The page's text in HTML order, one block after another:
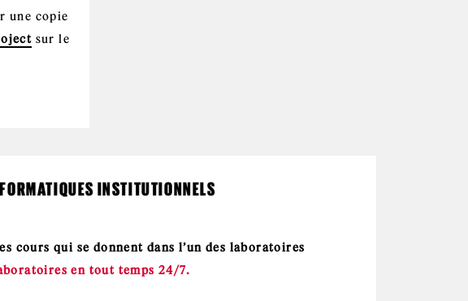
une copie
sur le
INSTITUTIONNELS
cours qui se donnent dans l’un des laboratoires
en tout temps 24/7.